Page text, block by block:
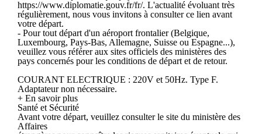
https://www.diplomatie.gouv.fr/fr/. L'actualité évoluant très
régulièrement, nous vous invitons à consulter ce lien avant
votre départ.
- Pour tout départ d'un aéroport frontalier (Belgique,
Luxembourg, Pays-Bas, Allemagne, Suisse ou Espagne...),
veuillez vous référer aux sites officiels des ministères des
pays concernés pour les conditions de départ et de retour.
COURANT ELECTRIQUE : 220V et 50Hz. Type F.
Adaptateur non nécessaire.
+ En savoir plus
Santé et Sécurité
Avant votre départ, veuillez consulter le site du ministère des
Affaires